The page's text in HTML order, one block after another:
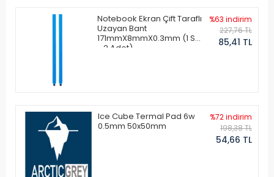
Notebook Ekran Çift Taraflı
Uzayan Bant
171mmX8mmX0.3mm (1 Set
- 2 Adet)
%63 indirim
227,76 TL
85,41 TL
Ice Cube Termal Pad 6w
0.5mm 50x50mm
%72 indirim
198,38 TL
54,66 TL